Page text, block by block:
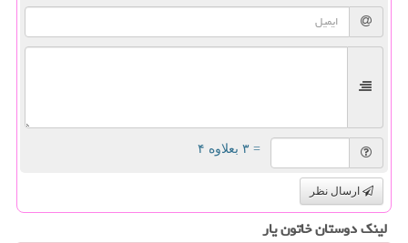
= ۳ بعلاوه ۴
ارسال نظر
لینک دوستان خاتون یار